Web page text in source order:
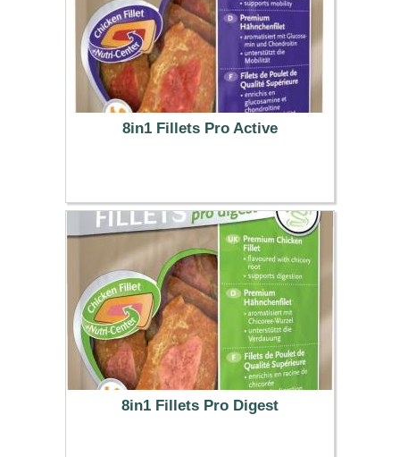
8in1 Fillets Pro Active
3.99 €
8in1 Fillets Pro Digest